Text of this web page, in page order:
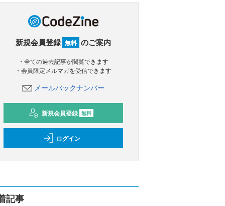
新規会員登録 無料 のご案内
・全ての過去記事が閲覧できます
・会員限定メルマガを受信できます
メールバックナンバー
新規会員登録 無料
ログイン
記事